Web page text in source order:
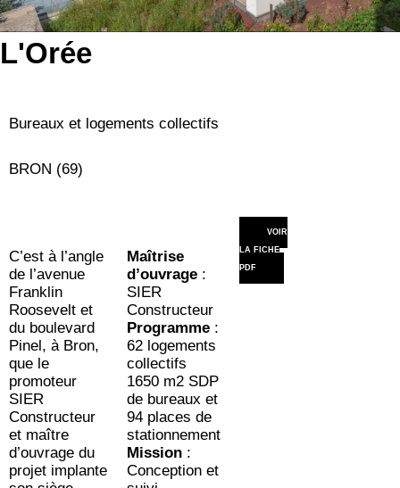
L'Orée
Bureaux et logements collectifs
BRON (69)
C’est à l’angle
de l’avenue
Franklin
Roosevelt et
du boulevard
Pinel, à Bron,
que le
promoteur
SIER
Constructeur
et maître
d’ouvrage du
projet implante
Maîtrise
d’ouvrage :
SIER
Constructeur
Programme :
62 logements
collectifs
1650 m2 SDP
de bureaux et
94 places de
stationnement
Mission :
Conception et
VOIR
LA FICHE
PDF